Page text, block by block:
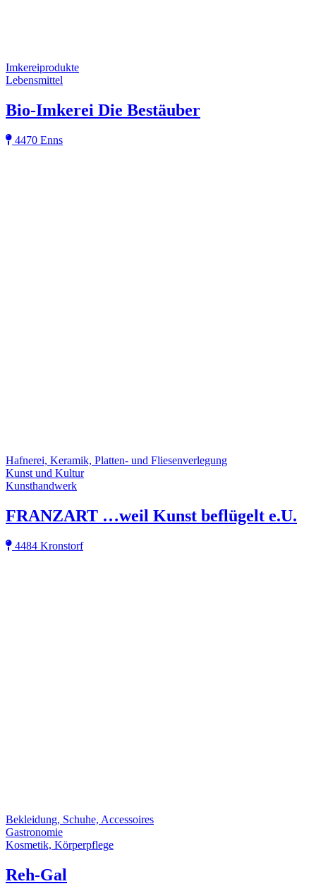
Imkereiprodukte
Lebensmittel
Bio-Imkerei Die Bestäuber
4470 Enns
Hafnerei, Keramik, Platten- und Fliesenverlegung
Kunst und Kultur
Kunsthandwerk
FRANZART …weil Kunst beflügelt e.U.
4484 Kronstorf
Bekleidung, Schuhe, Accessoires
Gastronomie
Kosmetik, Körperpflege
Reh-Gal